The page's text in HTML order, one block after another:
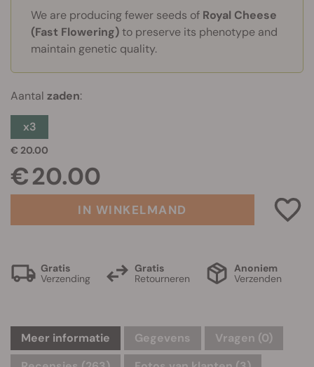
We are producing fewer seeds of Royal Cheese
(Fast Flowering)to preserve its phenotype and
maintain genetic quality.
Aantal zaden:
x3
€ 20.00
€ 20.00
IN WINKELMAND
Gratis
Verzending
Gratis
Retourneren
Anoniem
Verzenden
Meer informatie Gegevens Vragen (0)